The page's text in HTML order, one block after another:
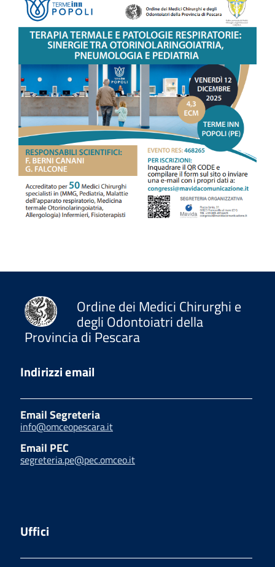
Ordine dei Medici Chirurghi e
degli Odontoiatri della
Provincia di Pescara
Indirizzi email
Email Segreteria
info@omceopescara.it
Email PEC
segreteria.pe@pec.omceo.it
Uffici